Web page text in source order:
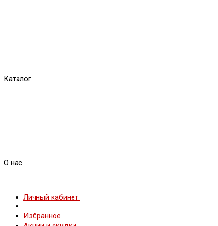
Каталог
О нас
Личный кабинет
Избранное